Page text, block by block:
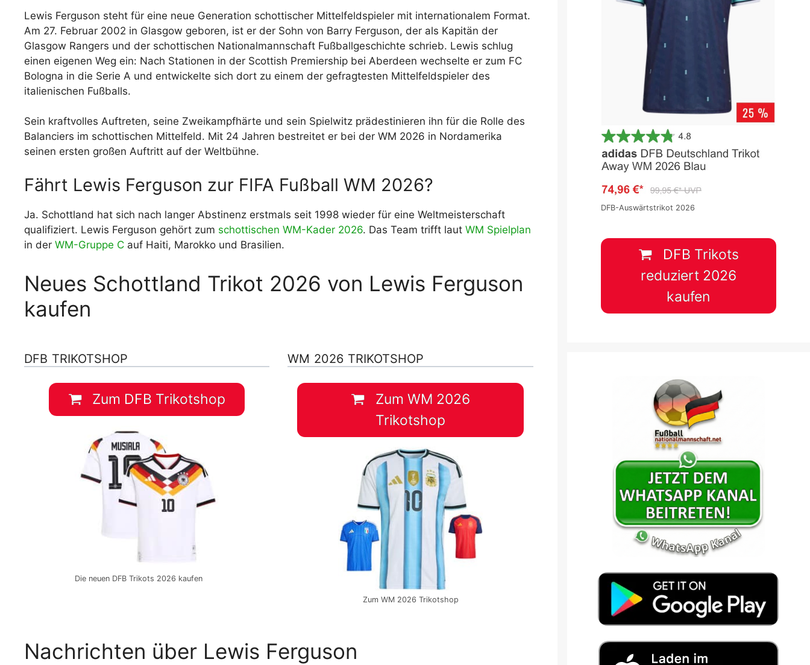
Lewis Ferguson steht für eine neue Generation schottischer Mittelfeldspieler mit internationalem Format.
Am 27. Februar 2002 in Glasgow geboren, ist er der Sohn von Barry Ferguson, der als Kapitän der
Glasgow Rangers und der schottischen Nationalmannschaft Fußballgeschichte schrieb. Lewis schlug
einen eigenen Weg ein: Nach Stationen in der Scottish Premiership bei Aberdeen wechselte er zum FC
Bologna in die Serie A und entwickelte sich dort zu einem der gefragtesten Mittelfeldspieler des
italienischen Fußballs.
Sein kraftvolles Auftreten, seine Zweikampfhärte und sein Spielwitz prädestinieren ihn für die Rolle des
Balanciers im schottischen Mittelfeld. Mit 24 Jahren bestreitet er bei der WM 2026 in Nordamerika
seinen ersten großen Auftritt auf der Weltbühne.
Fährt Lewis Ferguson zur FIFA Fußball WM 2026?
Ja. Schottland hat sich nach langer Abstinenz erstmals seit 1998 wieder für eine Weltmeisterschaft
qualifiziert. Lewis Ferguson gehört zum schottischen WM-Kader 2026. Das Team trifft laut WM Spielplan
in der WM-Gruppe C auf Haiti, Marokko und Brasilien.
Neues Schottland Trikot 2026 von Lewis Ferguson
kaufen
DFB TRIKOTSHOP
Zum DFB Trikotshop
Die neuen DFB Trikots 2026 kaufen
WM 2026 TRIKOTSHOP
Zum WM 2026
Trikotshop
Zum WM 2026 Trikotshop
Nachrichten über Lewis Ferguson
DFB-Auswärtstrikot 2026
DFB Trikots
reduziert 2026
kaufen